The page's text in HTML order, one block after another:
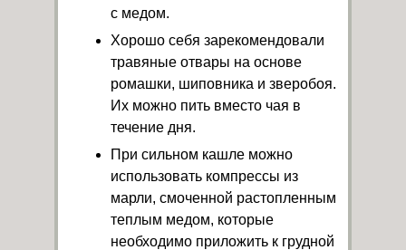
с медом.
Хорошо себя зарекомендовали
травяные отвары на основе
ромашки, шиповника и зверобоя.
Их можно пить вместо чая в
течение дня.
При сильном кашле можно
использовать компрессы из
марли, смоченной растопленным
теплым медом, которые
необходимо приложить к грудной